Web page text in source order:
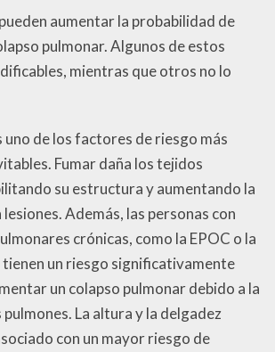
aumentar la probabilidad de
pulmonar. Algunos de estos
mientras que otros no lo
uno de los factores de riesgo más
Fumar daña los tejidos
su estructura y aumentando la
Además, las personas con
crónicas, como la EPOC o la
un riesgo significativamente
un colapso pulmonar debido a la
La altura y la delgadez
con un mayor riesgo de